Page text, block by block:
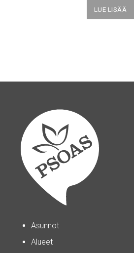
LUE LISÄÄ
Asunnot
Alueet